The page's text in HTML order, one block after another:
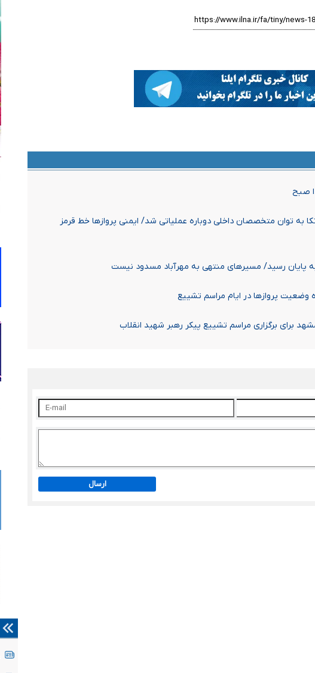
صبح
به توان متخصصان داخلی دوباره عملیاتی شد/ ایمنی پروازها خط قرمز
پایان رسید/ مسیرهای منتهی به مهرآباد مسدود نیست
وضعیت پروازها در ایام مراسم تشییع
برای برگزاری مراسم تشییع پیکر رهبر شهید انقلاب
ارسال